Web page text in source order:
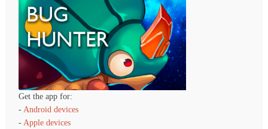
Get the app for:
-Android devices
-Apple devices